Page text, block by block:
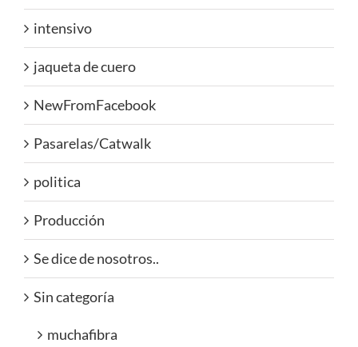
intensivo
jaqueta de cuero
NewFromFacebook
Pasarelas/Catwalk
politica
Producción
Se dice de nosotros..
Sin categoría
muchafibra